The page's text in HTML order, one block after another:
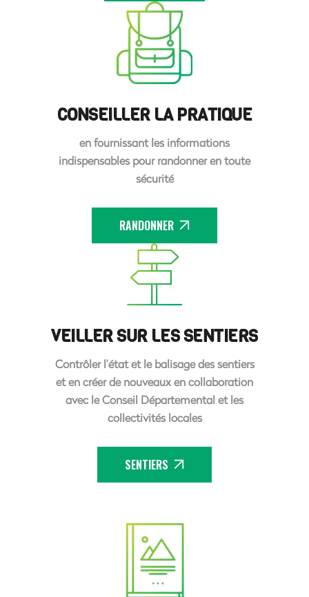
CONSEILLER LA PRATIQUE
en fournissant les informations
indispensables pour randonner en toute
sécurité
RANDONNER
VEILLER SUR LES SENTIERS
Contrôler l’état et le balisage des sentiers
et en créer de nouveaux en collaboration
avec le Conseil Départemental et les
collectivités locales
SENTIERS